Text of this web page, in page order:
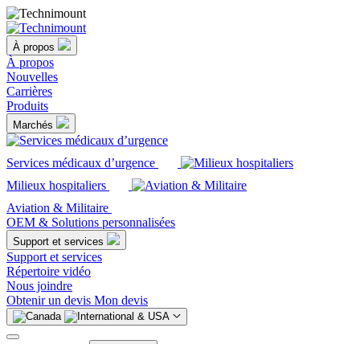
À propos
À propos
Nouvelles
Carrières
Produits
Marchés
Services médicaux d’urgence
Milieux hospitaliers
Aviation & Militaire
OEM & Solutions personnalisées
Support et services
Support et services
Répertoire vidéo
Nous joindre
Obtenir un devis Mon devis